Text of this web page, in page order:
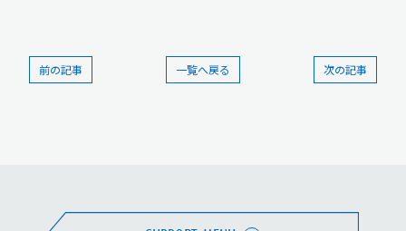
次の記事
一覧へ戻る
前の記事